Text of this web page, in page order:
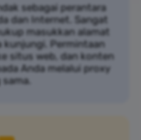
sebagai perantara
dan Internet. Sangat
masukkan alamat
kunjungi. Permintaan
situs web, dan konten
Anda melalui proxy